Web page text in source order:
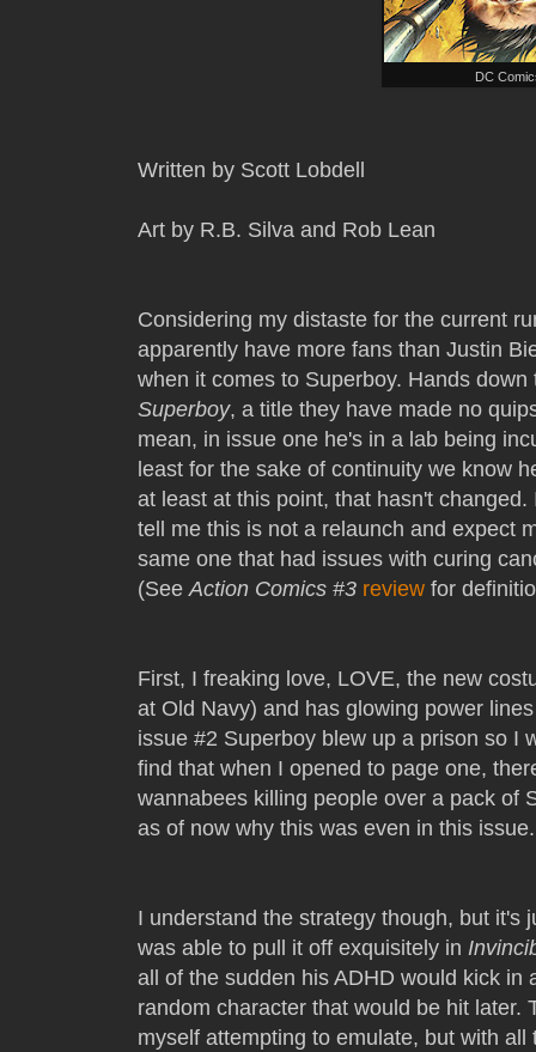
DC
Written by Scott Lobdell
Art by R.B. Silva and Rob Lean
Considering my distaste for the current
apparently have more fans than Justin
when it comes to Superboy. Hands
Superboy, a title they have made no
mean, in issue one he's in a lab being
least for the sake of continuity we know
at least at this point, that hasn't
tell me this is not a relaunch and expect
same one that had issues with curing
(SeeAction Comics #3 review for
First, I freaking love, LOVE, the new
at Old Navy) and has glowing power
issue #2 Superboy blew up a prison so I
find that when I opened to page one,
wannabees killing people over a pack of
as of now why this was even in this issue.
I understand the strategy though, but it's
was able to pull it off exquisitely in
all of the sudden his ADHD would kick in
random character that would be hit later.
myself attempting to emulate, but with